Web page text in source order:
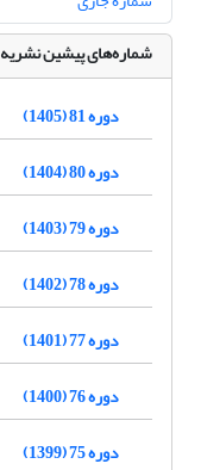
شماره‌های پیشین نشریه
دوره 81 (1405)
دوره 80 (1404)
دوره 79 (1403)
دوره 78 (1402)
دوره 77 (1401)
دوره 76 (1400)
دوره 75 (1399)